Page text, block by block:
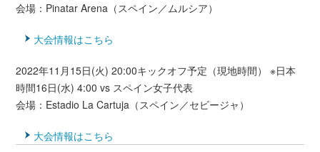
会場：Pinatar Arena（スペイン／ムルシア）
大会情報はこちら
2022年11月15日(火) 20:00キックオフ予定（現地時間） ※日本
時間16日(水) 4:00 vs スペイン女子代表
会場：Estadio La Cartuja（スペイン／セビージャ）
大会情報はこちら